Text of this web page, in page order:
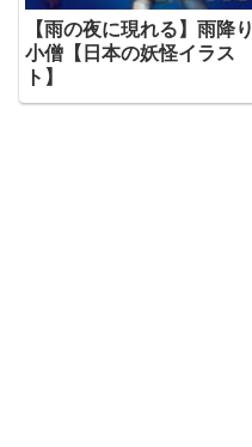
【雨の夜に現れる】雨降り
小僧【日本の妖怪イラス
ト】